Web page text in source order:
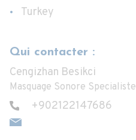
Turkey
Qui contacter :
Cengizhan Besikci
Masquage Sonore Specialiste
+902122147686